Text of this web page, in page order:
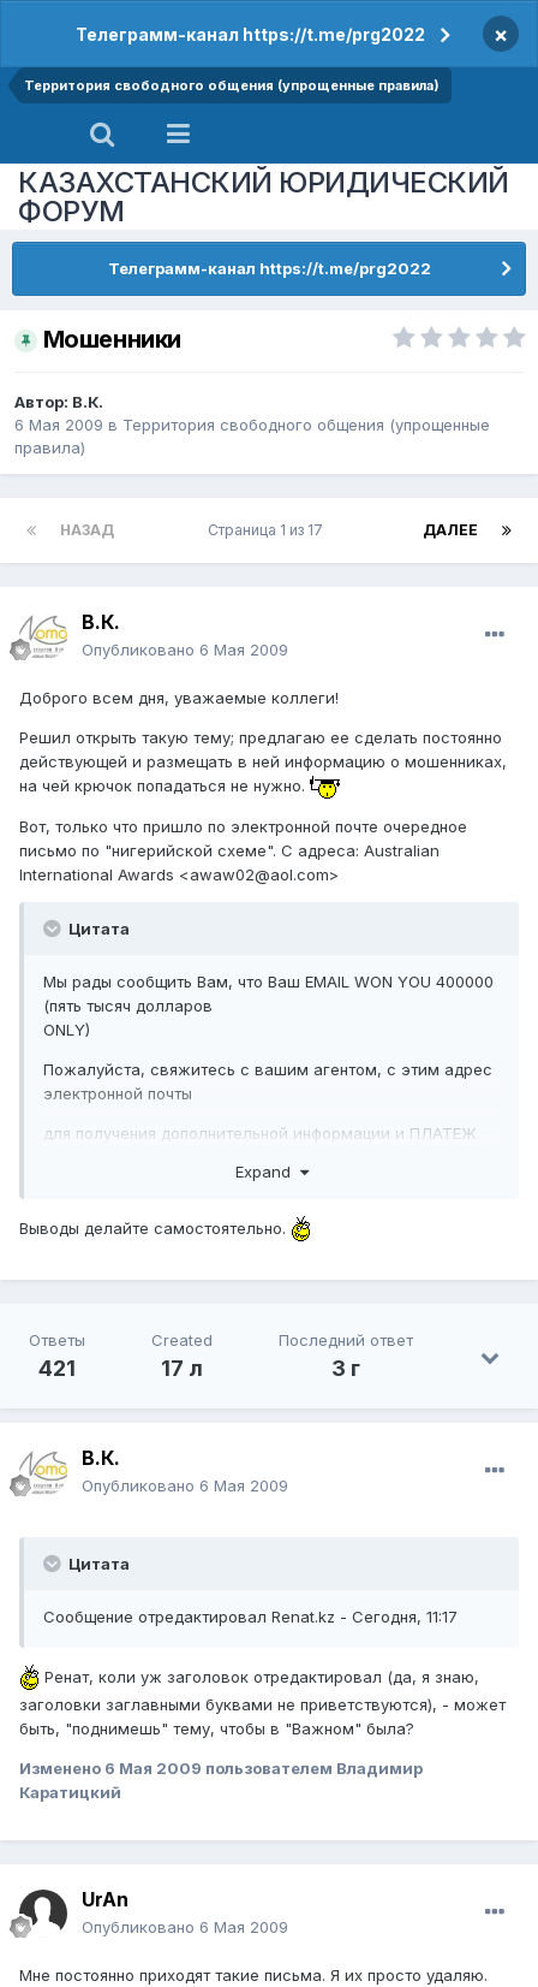
Телеграмм-канал https://t.me/prg2022 ×
Территория свободного общения (упрощенные правила)
КАЗАХСТАНСКИЙ ЮРИДИЧЕСКИЙ
ФОРУМ
Телеграмм-канал https://t.me/prg2022
Мошенники
Автор: В.К.
6 Мая 2009 в Территория свободного общения (упрощенные
правила)
НАЗАД ДАЛЕЕ
Страница 1 из 17
В.К.
Опубликовано 6 Мая 2009
Доброго всем дня, уважаемые коллеги!
Решил открыть такую тему; предлагаю ее сделать постоянно
действующей и размещать в ней информацию о мошенниках,
на чей крючок попадаться не нужно.
Вот, только что пришло по электронной почте очередное
письмо по "нигерийской схеме". С адреса: Australian
International Awards <awaw02@aol.com>
Цитата
Мы рады сообщить Вам, что Ваш EMAIL WON YOU 400000
(пять тысяч долларов
ONLY)
Пожалуйста, свяжитесь с вашим агентом, с этим адрес
электронной почты
для получения дополнительной информации и ПЛАТЕЖ
rick-smith03@live.com
Спасибо
Лотерея cordinator
Expand
Выводы делайте самостоятельно.
Ответы
421
Created
17 л
Последний ответ
3 г
В.К.
Опубликовано 6 Мая 2009
Цитата
Сообщение отредактировал Renat.kz - Сегодня, 11:17
Ренат, коли уж заголовок отредактировал (да, я знаю,
заголовки заглавными буквами не приветствуются), - может
быть, "поднимешь" тему, чтобы в "Важном" была?
Изменено 6 Мая 2009 пользователем Владимир
Каратицкий
UrAn
Опубликовано 6 Мая 2009
Мне постоянно приходят такие письма. Я их просто удаляю.